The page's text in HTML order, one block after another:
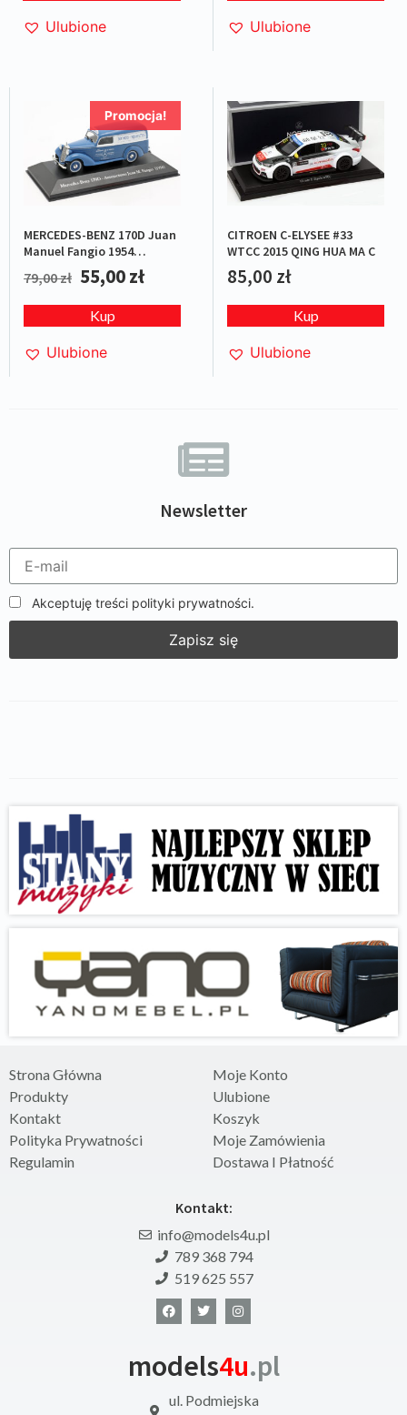
Newsletter
Akceptuję treści polityki prywatności.
Ulubione Ulubione
Promocja!
MERCEDES-BENZ 170D Juan
Manuel Fangio 1954
Blue/White
79,00zł 55,00zł
Kup
Ulubione
CITROEN C-ELYSEE #33
WTCC 2015 QING HUA MA C
85,00 zł
Kup
Ulubione
Strona Główna
Produkty
Kontakt
Polityka Prywatności
Regulamin
Moje Konto
Ulubione
Koszyk
Moje Zamówienia
Dostawa I Płatność
Kontakt:
info@models4u.pl
789 368 794
519 625 557
models4u.pl
ul. Podmiejska